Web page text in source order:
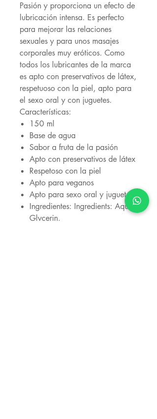
Pasión y proporciona un efecto de
lubricación intensa. Es perfecto
para mejorar las relaciones
sexuales y para unos masajes
corporales muy eróticos. Como
todos los lubricantes de la marca
es apto con preservativos de látex,
respetuoso con la piel, apto para
el sexo oral y con juguetes.
Características:
150 ml
Base de agua
Sabor a fruta de la pasión
Apto con preservativos de látex
Respetoso con la piel
Apto para veganos
Apto para sexo oral y juguetes
Ingredientes: Ingredients: Aqua,
Glycerin,